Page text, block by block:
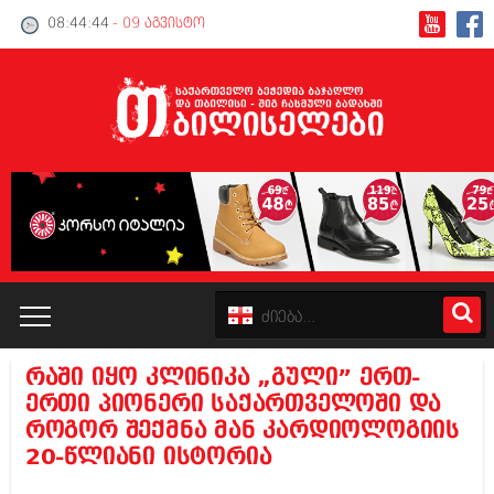
08:44:45 - 09 აგვისტო
კატალოგი
პოლიტიკა
რაში იყო კლინიკა „გული” ერთ-
ერთი პიონერი საქართველოში და
როგორ შექმნა მან კარდიოლოგიის
20-წლიანი ისტორია